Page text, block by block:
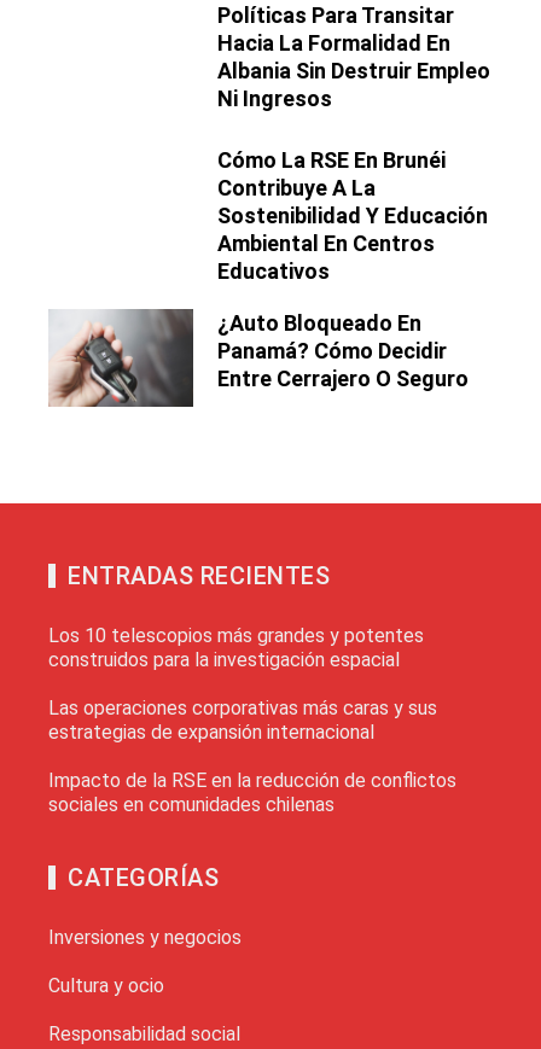
Políticas Para Transitar
Hacia La Formalidad En
Albania Sin Destruir Empleo
Ni Ingresos
Cómo La RSE En Brunéi
Contribuye A La
Sostenibilidad Y Educación
Ambiental En Centros
Educativos
¿Auto Bloqueado En
Panamá? Cómo Decidir
Entre Cerrajero O Seguro
ENTRADAS RECIENTES
Los 10 telescopios más grandes y potentes
construidos para la investigación espacial
Las operaciones corporativas más caras y sus
estrategias de expansión internacional
Impacto de la RSE en la reducción de conflictos
sociales en comunidades chilenas
CATEGORÍAS
Inversiones y negocios
Cultura y ocio
Responsabilidad social